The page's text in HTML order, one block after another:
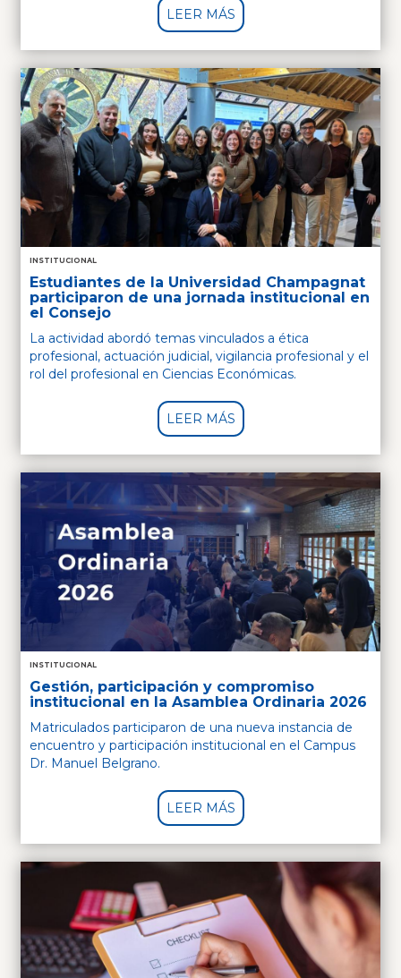
LEER MÁS
INSTITUCIONAL
Estudiantes de la Universidad Champagnat
participaron de una jornada institucional en
el Consejo
La actividad abordó temas vinculados a ética
profesional, actuación judicial, vigilancia profesional y el
rol del profesional en Ciencias Económicas.
LEER MÁS
INSTITUCIONAL
Gestión, participación y compromiso
institucional en la Asamblea Ordinaria 2026
Matriculados participaron de una nueva instancia de
encuentro y participación institucional en el Campus
Dr. Manuel Belgrano.
LEER MÁS